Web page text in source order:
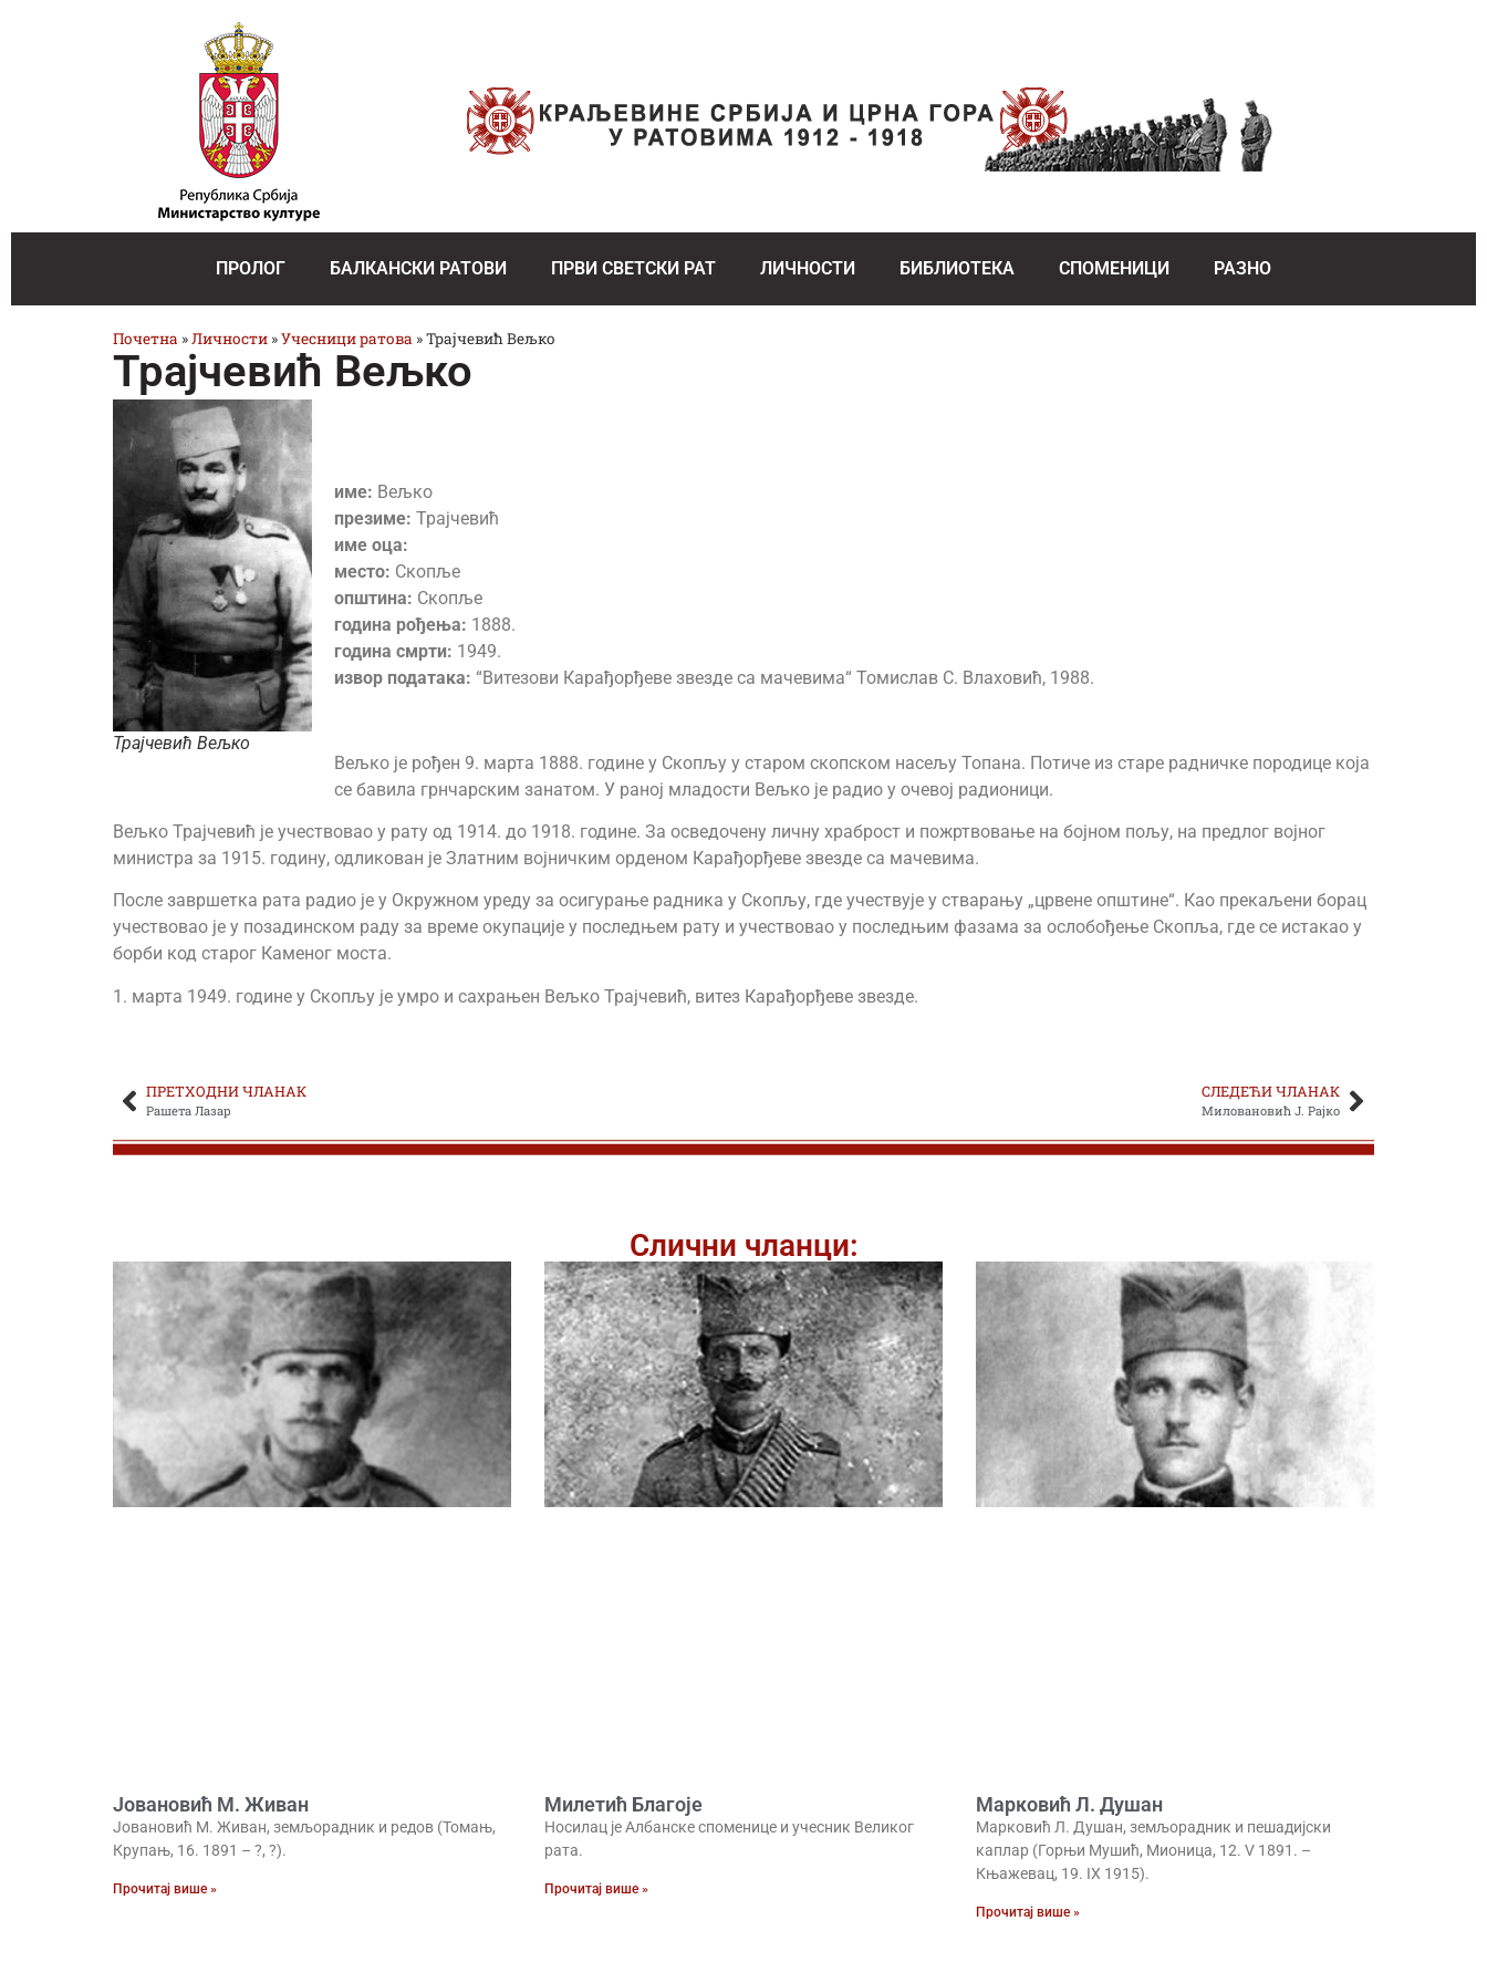
ПРОЛОГ БАЛКАНСКИ РАТОВИ ПРВИ СВЕТСКИ РАТ ЛИЧНОСТИ БИБЛИОТЕКА СПОМЕНИЦИ РАЗНО
Почетна »Личности »Учесници ратова »Трајчевић Вељко
Трајчевић Вељко
Трајчевић Вељко
име: Вељко
презиме: Трајчевић
име оца:
место: Скопље
општина: Скопље
година рођења: 1888.
година смрти: 1949.
извор података: “Витезови Карађорђеве звезде са мачевима“ Томислав С. Влаховић, 1988.
Вељко је рођен 9. марта 1888. године у Скопљу у старом скопском насељу Топана. Потиче из старе радничке породице која
се бавила грнчарским занатом. У раној младости Вељко је радио у очевој радионици.
Вељко Трајчевић је учествовао у рату од 1914. до 1918. године. За осведочену личну храброст и пожртвовање на бојном пољу, на предлог војног
министра за 1915. годину, одликован је Златним војничким орденом Карађорђеве звезде са мачевима.
После завршетка рата радио је у Окружном уреду за осигурање радника у Скопљу, где учествује у стварању „црвене општине“. Као прекаљени борац
учествовао је у позадинском раду за време окупације у последњем рату и учествовао у последњим фазама за ослобођење Скопља, где се истакао у
борби код старог Каменог моста.
1. марта 1949. године у Скопљу је умро и сахрањен Вељко Трајчевић, витез Карађорђеве звезде.
ПРЕТХОДНИ ЧЛАНАК
Рашета Лазар
СЛЕДЕЋИ ЧЛАНАК
Миловановић Ј. Рајко
Слични чланци:
Јовановић М. Живан
Јовановић М. Живан, земљорадник и редов (Томањ,
Крупањ, 16. 1891 – ?, ?).
Прочитај више »
Милетић Благоје
Носилац је Албанске споменице и учесник Великог
рата.
Прочитај више »
Марковић Л. Душан
Марковић Л. Душан, земљорадник и пешадијски
каплар (Горњи Мушић, Мионица, 12. V 1891. –
Књажевац, 19. IX 1915).
Прочитај више »